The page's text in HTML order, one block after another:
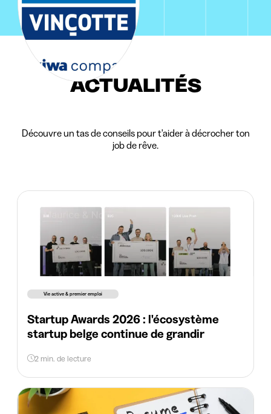
ACTUALITÉS
Découvre un tas de conseils pour t'aider à décrocher ton
job de rêve.
Vie active & premier emploi
Startup Awards 2026 : l'écosystème
startup belge continue de grandir
2 min. de lecture